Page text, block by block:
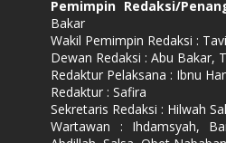
Pemimpin Redaksi/
Bakar
Wakil Pemimpin Redaksi :
Dewan Redaksi : Abu Bakar,
Redaktur Pelaksana : Ibnu
Redaktur : Safira
Sekretaris Redaksi : Hilwah
Wartawan : Ihdamsyah,